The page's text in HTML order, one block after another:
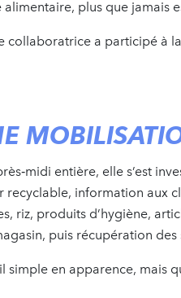
alimentaire, plus que jamais
collaboratrice a participé à
entière, elle s’est
recyclable, information aux
riz, produits d’hygiène,
puis récupération des
simple en apparence, mais